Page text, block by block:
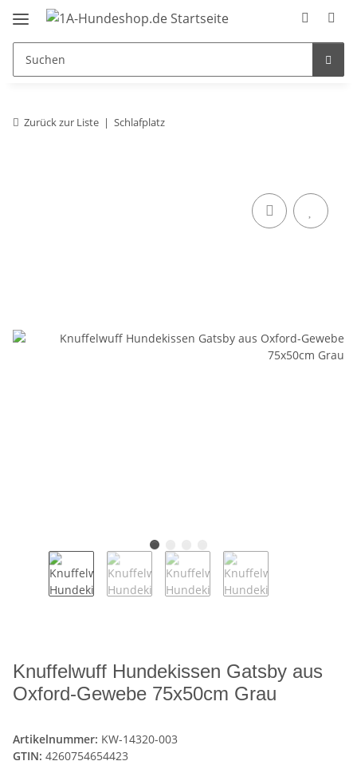
Zurück zur Liste Schlafplatz
Knuffelwuff Hundekissen Gatsby aus
Oxford-Gewebe 75x50cm Grau
Artikelnummer: KW-14320-003
GTIN: 4260754654423